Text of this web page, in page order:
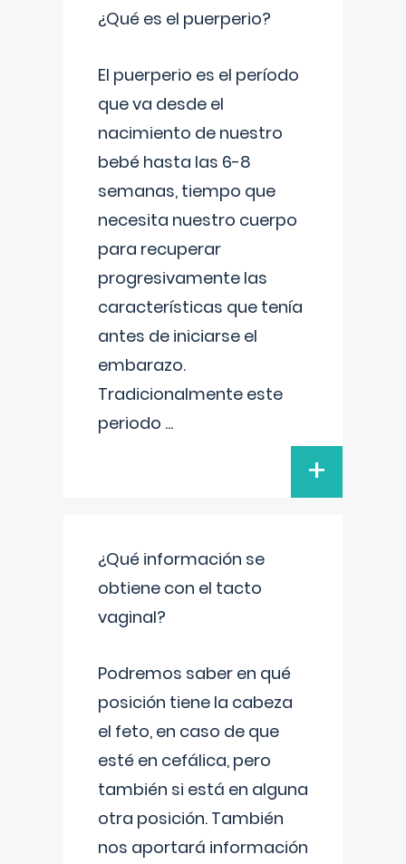
¿Qué es el puerperio?
El puerperio es el período
que va desde el
nacimiento de nuestro
bebé hasta las 6-8
semanas, tiempo que
necesita nuestro cuerpo
para recuperar
progresivamente las
características que tenía
antes de iniciarse el
embarazo.
Tradicionalmente este
periodo ...
+
¿Qué información se
obtiene con el tacto
vaginal?
Podremos saber en qué
posición tiene la cabeza
el feto, en caso de que
esté en cefálica, pero
también si está en alguna
otra posición. También
nos aportará información